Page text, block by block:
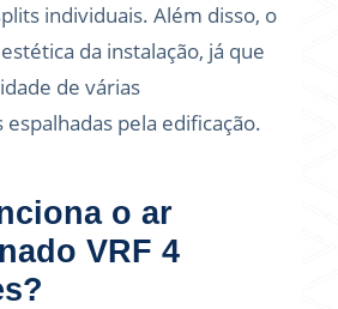
individuais. Além disso, o
da instalação, já que
de várias
pela edificação.
o ar
VRF 4